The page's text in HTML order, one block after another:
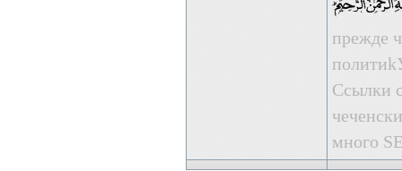
прежде
Ссылки
много